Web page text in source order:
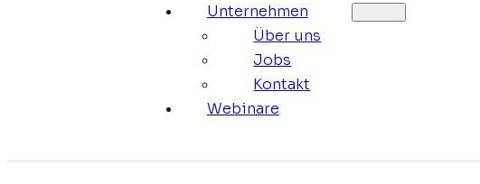
Unternehmen
Über uns
Jobs
Kontakt
Webinare